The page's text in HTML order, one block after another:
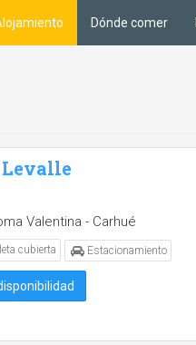
Dónde comer
Levalle
Valentina - Carhué
cubierta Estacionamiento